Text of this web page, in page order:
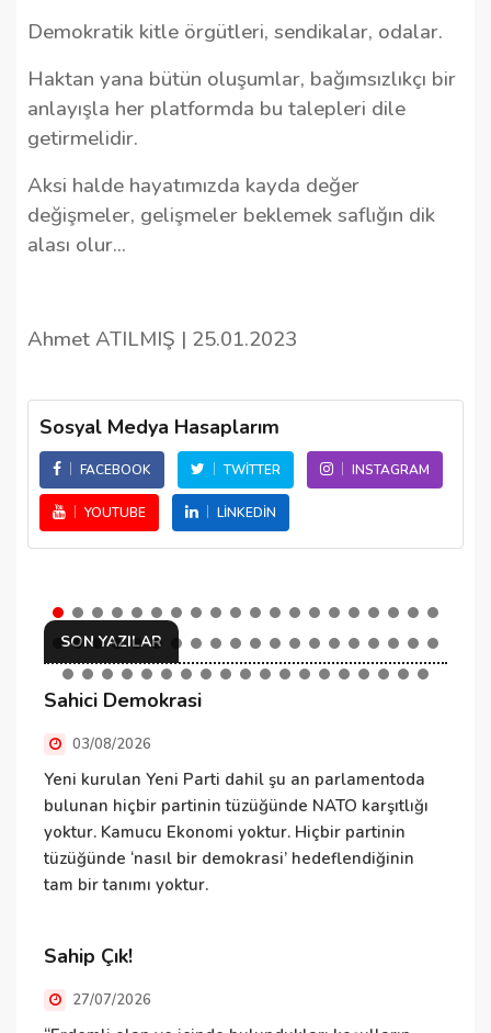
Demokratik kitle örgütleri, sendikalar, odalar.
Haktan yana bütün oluşumlar, bağımsızlıkçı bir
anlayışla her platformda bu talepleri dile
getirmelidir.
Aksi halde hayatımızda kayda değer
değişmeler, gelişmeler beklemek saflığın dik
alası olur…
Ahmet ATILMIŞ | 25.01.2023
Sosyal Medya Hasaplarım
FACEBOOK TWITTER INSTAGRAM
YOUTUBE LINKEDIN
SON YAZILAR
Sahici Demokrasi
03/08/2026
Yeni kurulan Yeni Parti dahil şu an parlamentoda
bulunan hiçbir partinin tüzüğünde NATO karşıtlığı
yoktur. Kamucu Ekonomi yoktur. Hiçbir partinin
tüzüğünde ‘nasıl bir demokrasi’ hedeflendiğinin
tam bir tanımı yoktur.
Sahip Çık!
27/07/2026